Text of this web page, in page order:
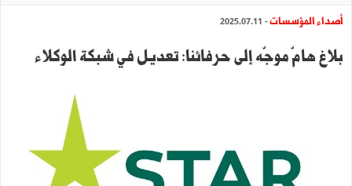
أصداء المؤسسات- 2025.07.11
بلاغ هامّ موجّه إلى حرفائنا: تعديل في شبكة الوكلاء